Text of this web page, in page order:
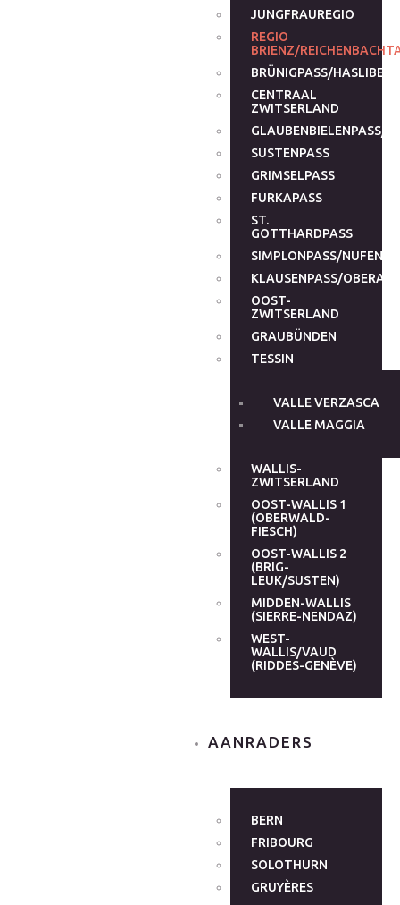
JUNGFRAUREGIO
REGIO
BRIENZ/
BRÜNIGPASS/HASLIBERG
CENTRAAL
ZWITSERLAND
GLAUBENBIELENPASS/
SUSTENPASS
GRIMSELPASS
FURKAPASS
ST.
GOTTHARDPASS
SIMPLONPASS/
KLAUSENPASS/
OOST-
ZWITSERLAND
GRAUBÜNDEN
TESSIN
VALLE VERZASCA
VALLE MAGGIA
WALLIS-
ZWITSERLAND
OOST-WALLIS 1
(OBERWALD-
FIESCH)
OOST-WALLIS 2
(BRIG-
LEUK/SUSTEN)
MIDDEN-WALLIS
(SIERRE-NENDAZ)
WEST-
WALLIS/VAUD
(RIDDES-GENÈVE)
AANRADERS
BERN
FRIBOURG
SOLOTHURN
GRUYÈRES